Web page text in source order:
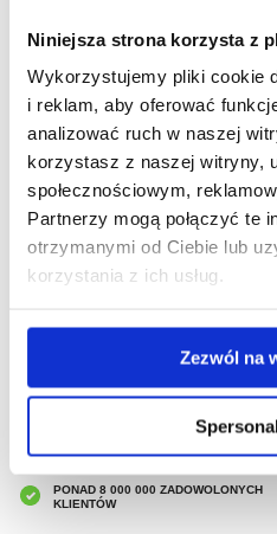
Niniejsza strona korzysta z
Wykorzystujemy pliki cookie
i reklam, aby oferować
analizować ruch w naszej
korzystasz z naszej witryny,
społecznościowym,
Partnerzy mogą połączyć te
otrzymanymi od Ciebie lub
korzystania z ich usług.
Zezwól na
smartfona. Ulepsz ochronę swojego
Kompatybilność:Motorola Moto G75
Pakowanie: Bulk
EAN: 5714122512697
Powiązane kategorie: Akcesoria do
Motorola Moto G75 Etui & Akcesoria
30-DNIOWA POLITYKA ZWROTU
PONAD 8 000 000 ZADOWOLONYCH
KLIENTÓW